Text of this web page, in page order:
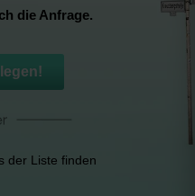
die Anfrage.
der Liste finden